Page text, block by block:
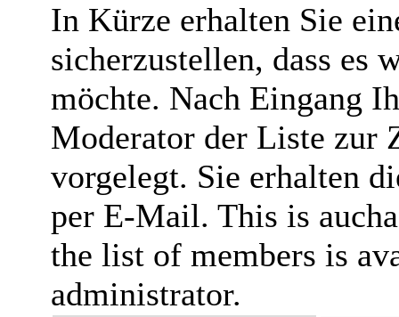
In Kürze erhalten Sie
sicherzustellen, dass es
möchte. Nach Eingang
Moderator der Liste zur
vorgelegt. Sie erhalten
per E-Mail. This is
the list of members is
administrator.